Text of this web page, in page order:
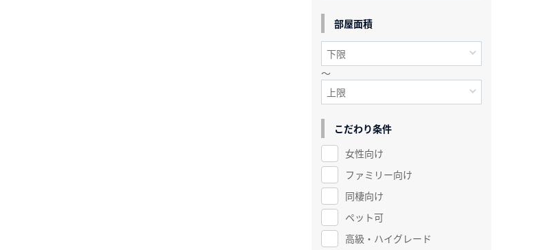
部屋面積
～
こだわり条件
女性向け
ファミリー向け
同棲向け
ペット可
高級・ハイグレード